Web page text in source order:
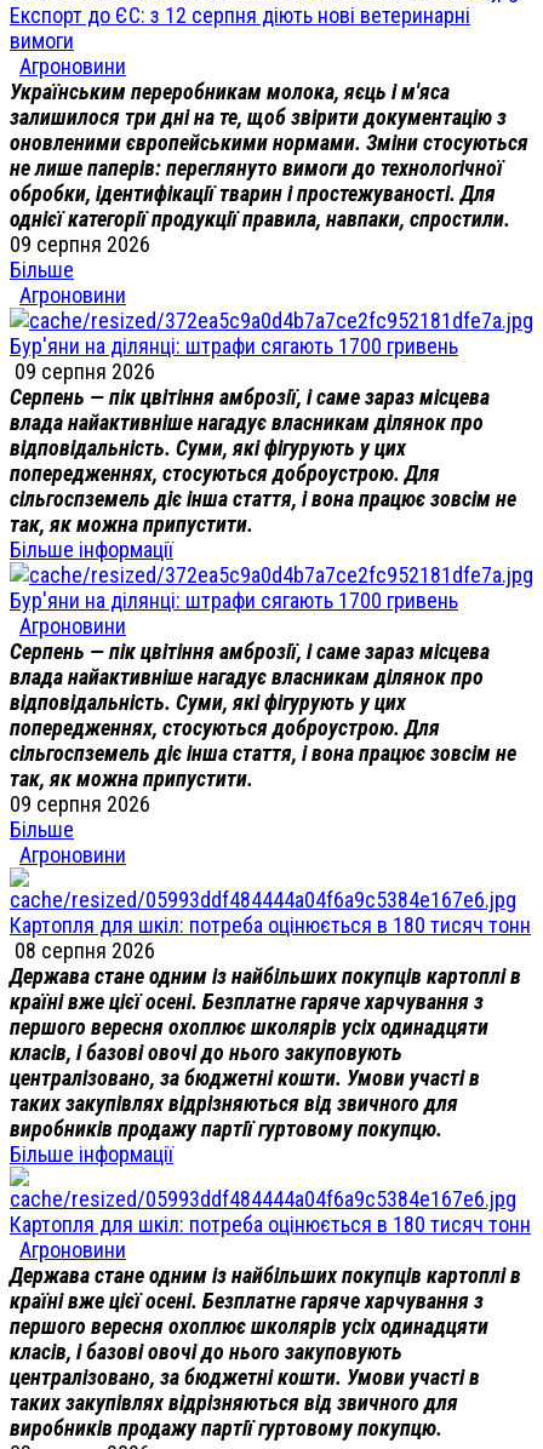
Експорт до ЄС: з 12 серпня діють нові ветеринарні
вимоги
Агроновини
Українським переробникам молока, яєць і м'яса
залишилося три дні на те, щоб звірити документацію з
оновленими європейськими нормами. Зміни стосуються
не лише паперів: переглянуто вимоги до технологічної
обробки, ідентифікації тварин і простежуваності. Для
однієї категорії продукції правила, навпаки, спростили.
09 серпня 2026
Більше
Агроновини
Бур'яни на ділянці: штрафи сягають 1700 гривень
09 серпня 2026
Серпень — пік цвітіння амброзії, і саме зараз місцева
влада найактивніше нагадує власникам ділянок про
відповідальність. Суми, які фігурують у цих
попередженнях, стосуються доброустрою. Для
сільгоспземель діє інша стаття, і вона працює зовсім не
так, як можна припустити.
Більше інформації
Бур'яни на ділянці: штрафи сягають 1700 гривень
Агроновини
Серпень — пік цвітіння амброзії, і саме зараз місцева
влада найактивніше нагадує власникам ділянок про
відповідальність. Суми, які фігурують у цих
попередженнях, стосуються доброустрою. Для
сільгоспземель діє інша стаття, і вона працює зовсім не
так, як можна припустити.
09 серпня 2026
Більше
Агроновини
Картопля для шкіл: потреба оцінюється в 180 тисяч тонн
08 серпня 2026
Держава стане одним із найбільших покупців картоплі в
країні вже цієї осені. Безплатне гаряче харчування з
першого вересня охоплює школярів усіх одинадцяти
класів, і базові овочі до нього закуповують
централізовано, за бюджетні кошти. Умови участі в
таких закупівлях відрізняються від звичного для
виробників продажу партії гуртовому покупцю.
Більше інформації
Картопля для шкіл: потреба оцінюється в 180 тисяч тонн
Агроновини
Держава стане одним із найбільших покупців картоплі в
країні вже цієї осені. Безплатне гаряче харчування з
першого вересня охоплює школярів усіх одинадцяти
класів, і базові овочі до нього закуповують
централізовано, за бюджетні кошти. Умови участі в
таких закупівлях відрізняються від звичного для
виробників продажу партії гуртовому покупцю.